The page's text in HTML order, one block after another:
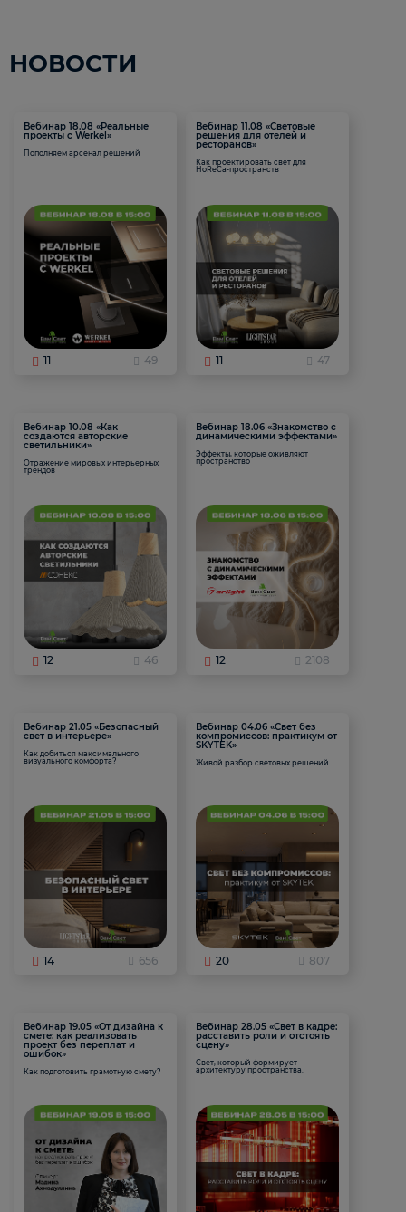
НОВОСТИ
Вебинар 18.08 «Реальные
проекты с Werkel»
Пополняем арсенал решений
11 49
Вебинар 11.08 «Световые
решения для отелей и
ресторанов»
Как проектировать свет для
HoReCa-пространств
11 47
Вебинар 10.08 «Как
создаются авторские
светильники»
Отражение мировых интерьерных
трендов
12 46
Вебинар 18.06 «Знакомство с
динамическими эффектами»
Эффекты, которые оживляют
пространство
12 2108
Вебинар 21.05 «Безопасный
свет в интерьере»
Как добиться максимального
визуального комфорта?
14 656
Вебинар 04.06 «Свет без
компромиссов: практикум от
SKYTEK»
Живой разбор световых решений
20 807
Вебинар 19.05 «От дизайна к
смете: как реализовать
проект без переплат и
ошибок»
Как подготовить грамотную смету?
Вебинар 28.05 «Свет в кадре:
расставить роли и отстоять
сцену»
Свет, который формирует
архитектуру пространства.